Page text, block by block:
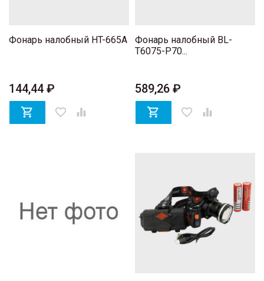
Фонарь налобный HT-665A
144,44 ₽
 favorite_border 
Фонарь налобный BL-
T6075-P70...
589,26 ₽
 favorite_border 